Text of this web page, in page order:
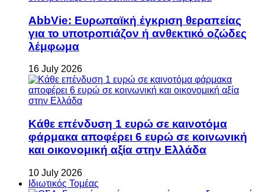
AbbVie: Ευρωπαϊκή έγκριση θεραπείας
για το υποτροπιάζον ή ανθεκτικό οζώδες
λέμφωμα
16 July 2026
Κάθε επένδυση 1 ευρώ σε καινοτόμα
φάρμακα αποφέρει 6 ευρώ σε κοινωνική
και οικονομική αξία στην Ελλάδα
10 July 2026
Ιδιωτικός Τομέας